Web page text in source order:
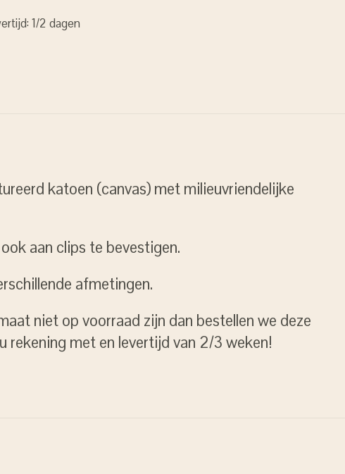
1/2 dagen
katoen (canvas) met milieuvriendelijke
aan clips te bevestigen.
afmetingen.
niet op voorraad zijn dan bestellen we deze
rekening met en levertijd van 2/3 weken!